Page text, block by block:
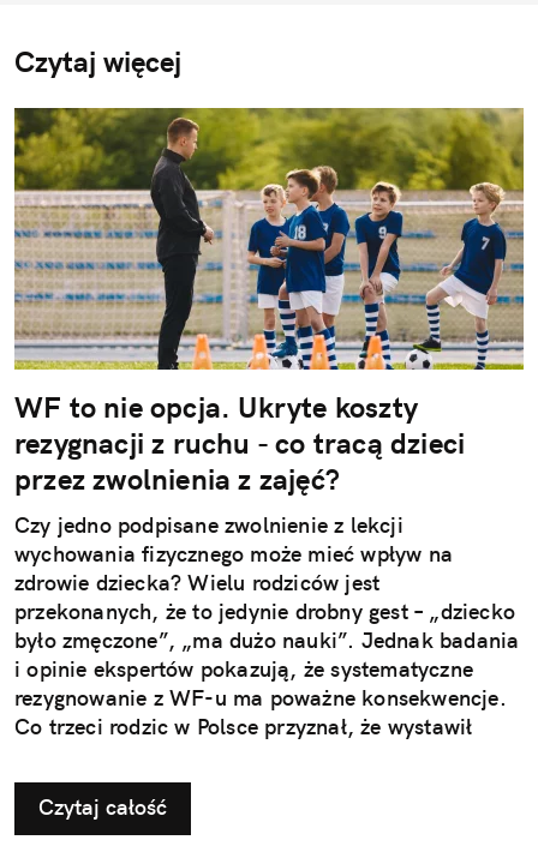
Czytaj więcej
WF to nie opcja. Ukryte koszty
rezygnacji z ruchu - co tracą dzieci
przez zwolnienia z zajęć?
Czy jedno podpisane zwolnienie z lekcji
wychowania fizycznego może mieć wpływ na
zdrowie dziecka? Wielu rodziców jest
przekonanych, że to jedynie drobny gest – „dziecko
było zmęczone”, „ma dużo nauki”. Jednak badania
i opinie ekspertów pokazują, że systematyczne
rezygnowanie z WF-u ma poważne konsekwencje.
Co trzeci rodzic w Polsce przyznał, że wystawił
ruchowych. Ta pozornie niewinna decyzja w
dłuższej perspektywie odbiera najmłodszym szansę
Czytaj całość